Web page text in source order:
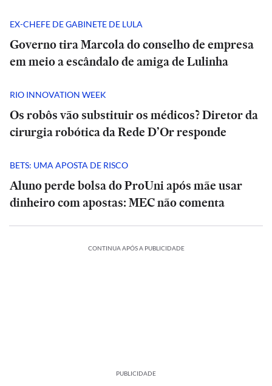
EX-CHEFE DE GABINETE DE LULA
Governo tira Marcola do conselho de empresa
em meio a escândalo de amiga de Lulinha
RIO INNOVATION WEEK
Os robôs vão substituir os médicos? Diretor da
cirurgia robótica da Rede D’Or responde
BETS: UMA APOSTA DE RISCO
Aluno perde bolsa do ProUni após mãe usar
dinheiro com apostas: MEC não comenta
CONTINUA APÓS A PUBLICIDADE
PUBLICIDADE